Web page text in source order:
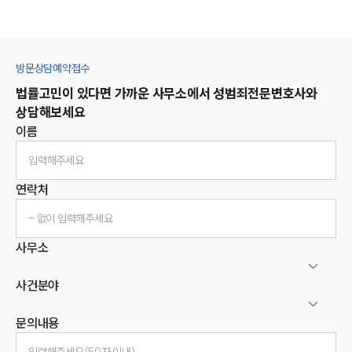
방문상담예약접수
법률고민이 있다면 가까운 사무소에서 성범죄전문변호사와
상담해보세요
이름
연락처
사무소
사건분야
문의내용